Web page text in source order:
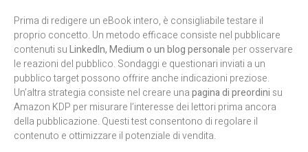
Prima di redigere un eBook intero, è consigliabile testare il
proprio concetto. Un metodo efficace consiste nel pubblicare
contenuti suLinkedIn, Medium o un blog personale per osservare
le reazioni del pubblico. Sondaggi e questionari inviati a un
pubblico target possono offrire anche indicazioni preziose.
Un’altra strategia consiste nel creare unapagina di preordini su
Amazon KDP per misurare l’interesse dei lettori prima ancora
della pubblicazione. Questi test consentono di regolare il
contenuto e ottimizzare il potenziale di vendita.